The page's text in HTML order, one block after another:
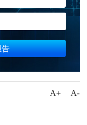
告
A+ A-